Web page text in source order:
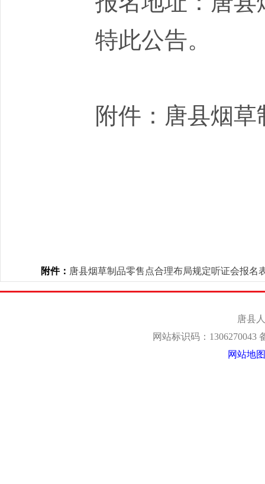
特此公告。
附件：唐县烟草
附件： 唐县烟草制品零售点合理布局规定听证会报名
唐县
网站标识码：1306270043
网站地图